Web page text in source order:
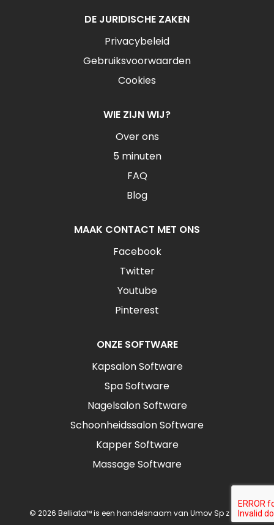
DE JURIDISCHE ZAKEN
Privacybeleid
Gebruiksvoorwaarden
Cookies
WIE ZIJN WIJ?
Over ons
5 minuten
FAQ
Blog
MAAK CONTACT MET ONS
Facebook
Twitter
Youtube
Pinterest
ONZE SOFTWARE
Kapsalon Software
Spa Software
Nagelsalon Software
Schoonheidssalon Software
Kapper Software
Massage Software
© 2026 Belliata™ is een handelsnaam van Umov Sp z o.o.